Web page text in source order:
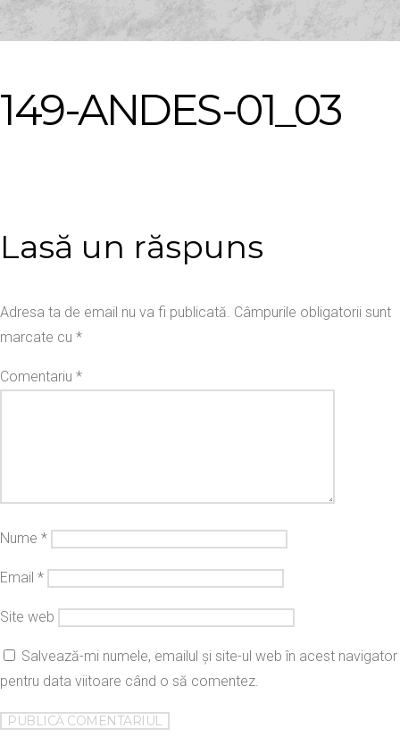
149-ANDES-01_03
Lasă un răspuns
Adresa ta de email nu va fi publicată. Câmpurile obligatorii sunt
marcate cu *
Comentariu *
Nume *
Email *
Site web
Salvează-mi numele, emailul și site-ul web în acest navigator
pentru data viitoare când o să comentez.